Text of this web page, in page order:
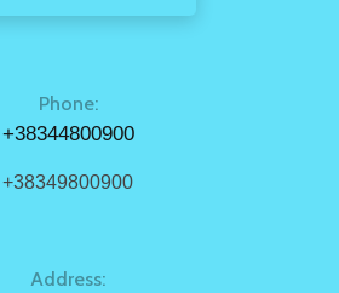
Phone:
+38344800900
+38349800900
Address: